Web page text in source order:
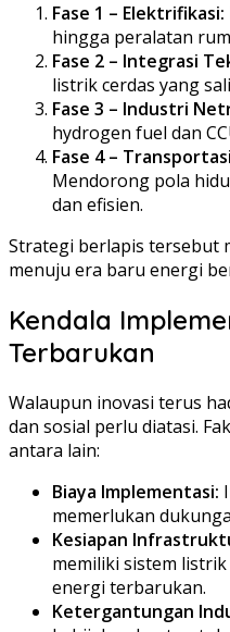
Fase 1 – Elektrifikasi:
hingga peralatan
Fase 2 – Integrasi
listrik cerdas yang
Fase 3 – Industri
hydrogen fuel dan
Fase 4 –
Mendorong pola
dan efisien.
Strategi berlapis tersebut
menuju era baru energi
Kendala
Terbarukan
Walaupun inovasi terus
dan sosial perlu diatasi.
antara lain:
Biaya Implementasi:
memerlukan
Kesiapan
memiliki sistem
energi terbarukan.
Ketergantungan